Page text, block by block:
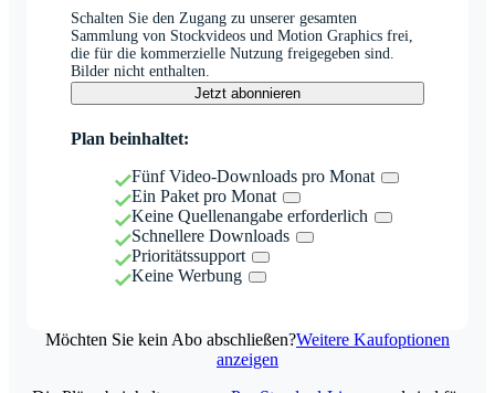
Schalten Sie den Zugang zu unserer gesamten
Sammlung von Stockvideos und Motion Graphics frei,
die für die kommerzielle Nutzung freigegeben sind.
Bilder nicht enthalten.
Jetzt abonnieren
Plan beinhaltet:
Fünf Video-Downloads pro Monat
Ein Paket pro Monat
Keine Quellenangabe erforderlich
Schnellere Downloads
Prioritätssupport
Keine Werbung
Möchten Sie kein Abo abschließen?Weitere Kaufoptionen
anzeigen